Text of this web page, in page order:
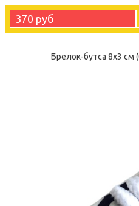
370 руб
Брелок-бутса 8х3 см